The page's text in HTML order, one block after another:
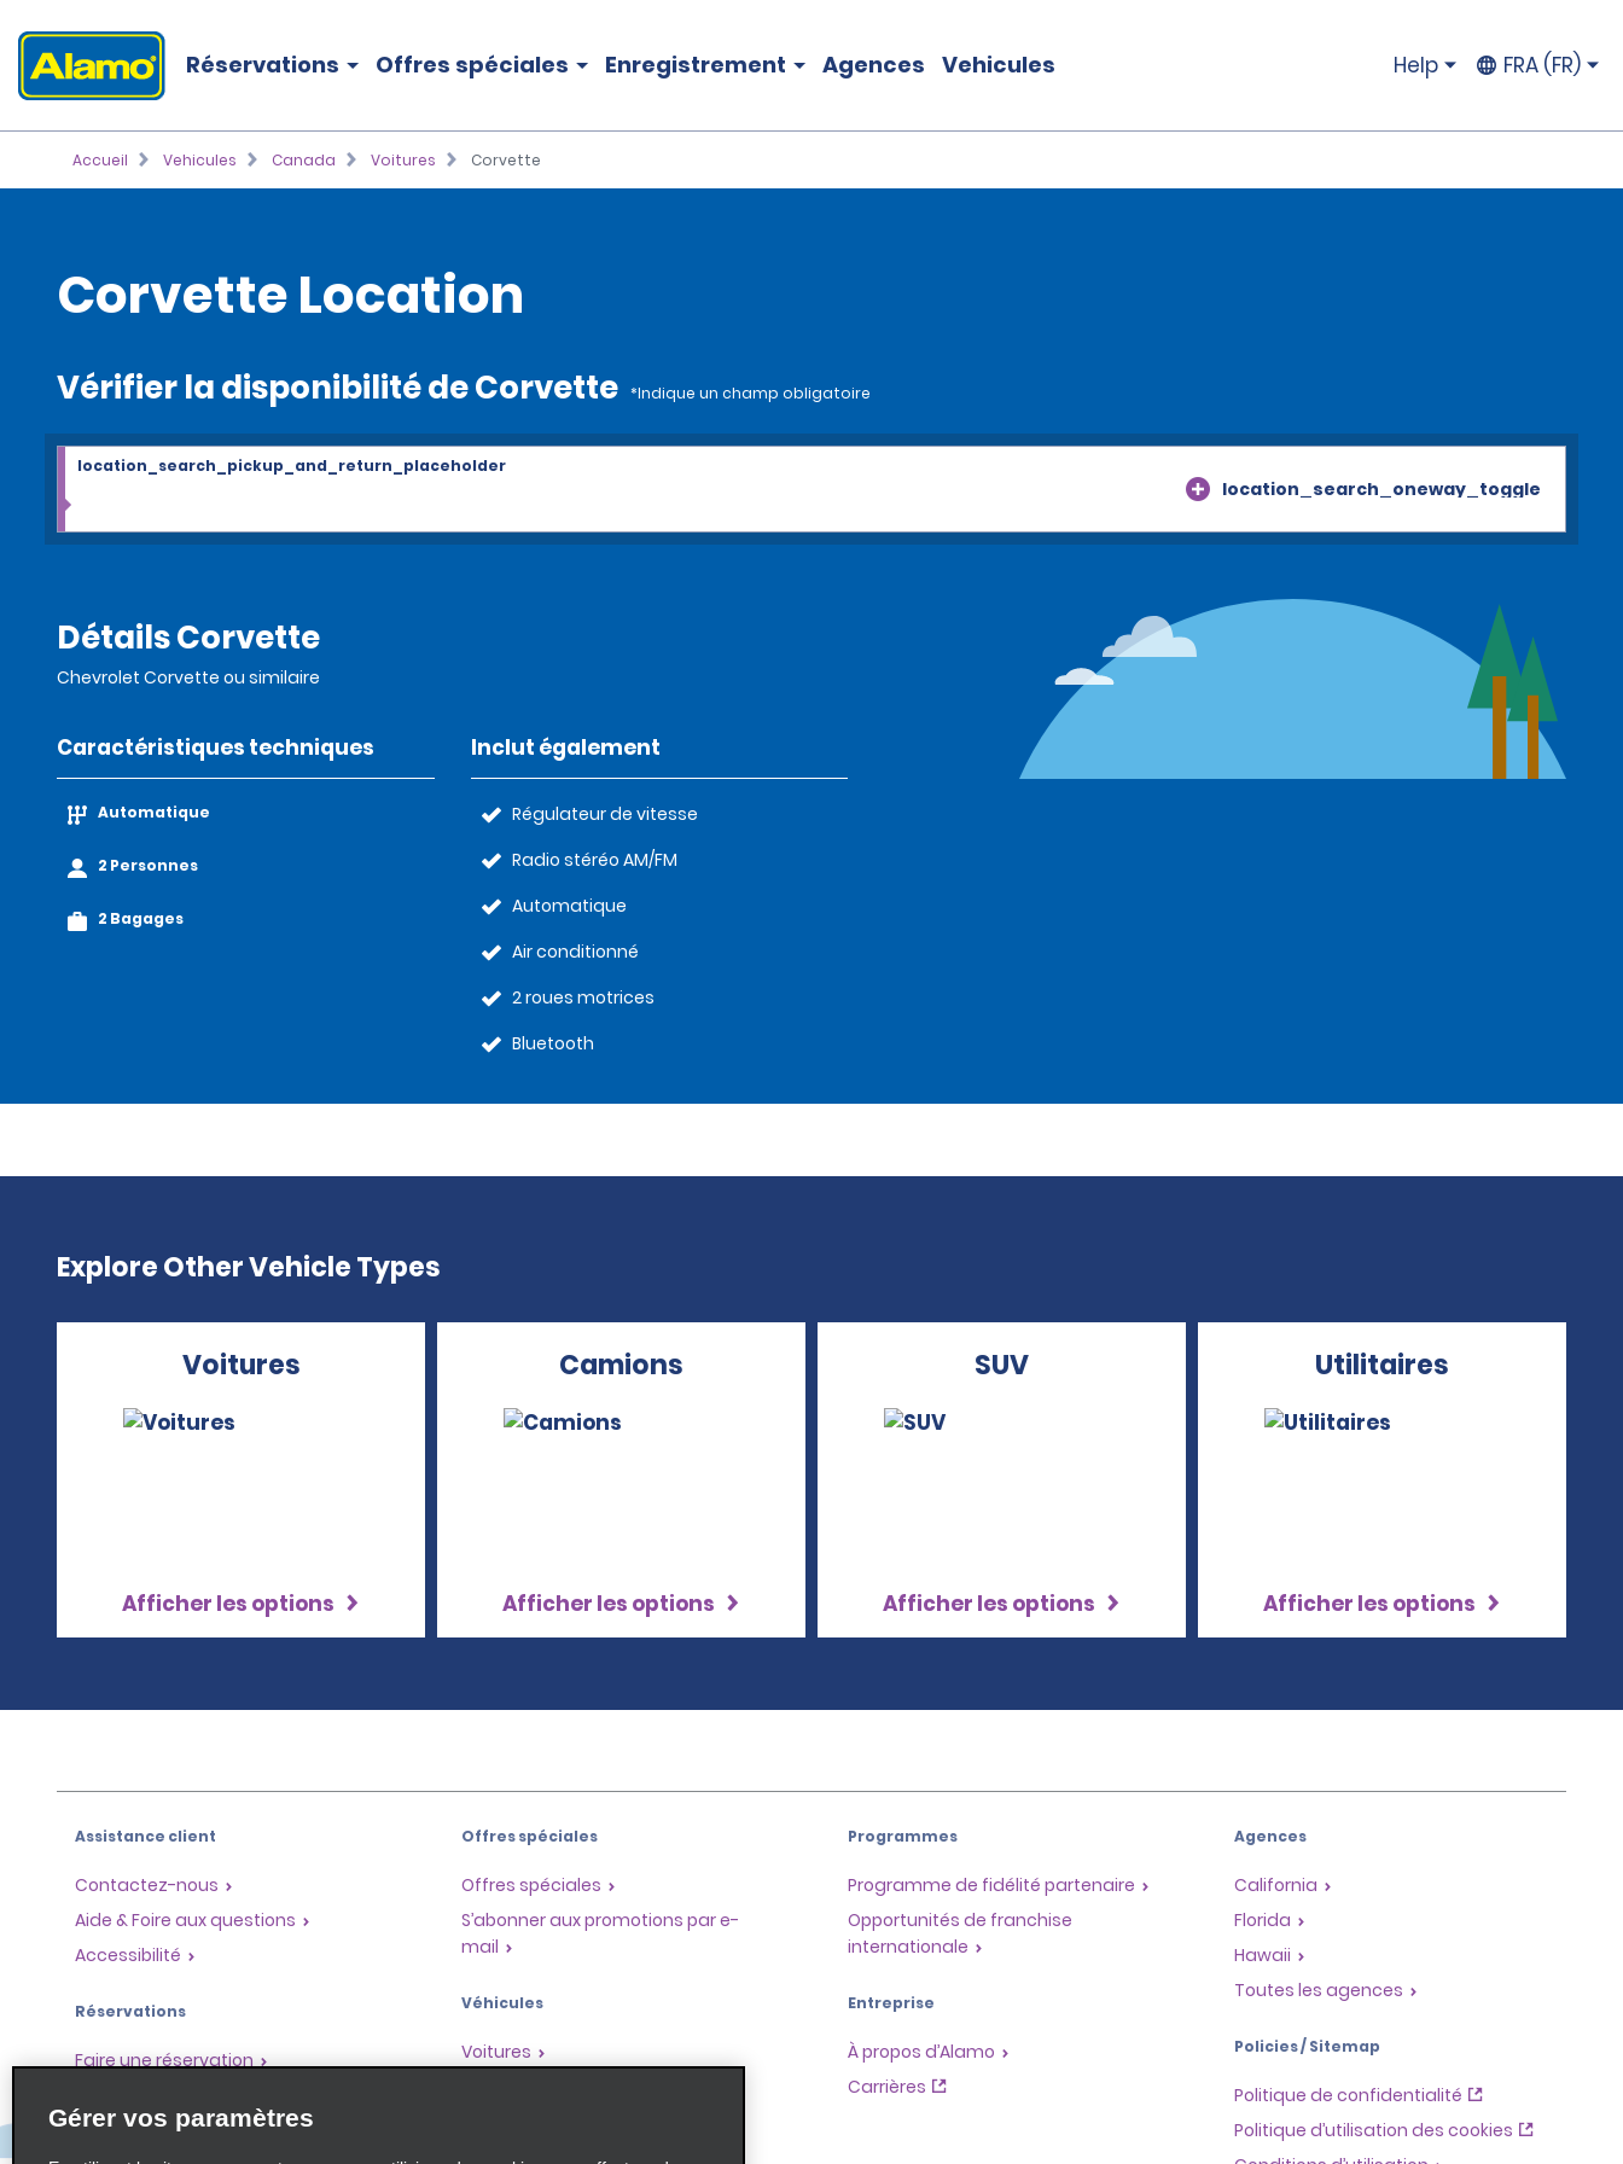
Réservations Offres spéciales Enregistrement Agences Vehicules Help FRA (FR)
Accueil Vehicules Canada Voitures Corvette
Corvette Location
Vérifier la disponibilité de Corvette *Indique un champ obligatoire
location_search_oneway_toggle
location_search_pickup_and_return_placeholder
Détails Corvette
Chevrolet Corvette ou similaire
Caractéristiques techniques
Automatique
2 Personnes
2 Bagages
Inclut également
Régulateur de vitesse
Radio stéréo AM/FM
Automatique
Air conditionné
2 roues motrices
Bluetooth
Explore Other Vehicle Types
Voitures
Afficher les options
Camions
Afficher les options
SUV
Afficher les options
Utilitaires
Afficher les options
Assistance client
Contactez-nous
Aide & Foire aux questions
Accessibilité
Réservations
Faire une réservation
Enregistrement accéléré
Offres spéciales
Offres spéciales
S’abonner aux promotions par e-
mail
Véhicules
Voitures
Programmes
Programme de fidélité partenaire
Opportunités de franchise
internationale
Entreprise
À propos d’Alamo
Carrières
Agences
California
Florida
Hawaii
Toutes les agences
Policies / Sitemap
Politique de confidentialité
Politique d’utilisation des cookies
Gérer vos paramètres